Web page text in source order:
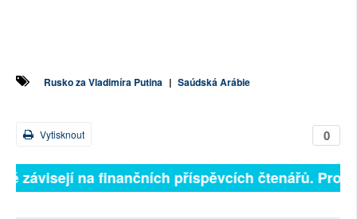
Rusko za Vladimíra Putina | Saúdská Arábie
0
Vytisknout
závisejí na finančních příspěvcích čtenářů.